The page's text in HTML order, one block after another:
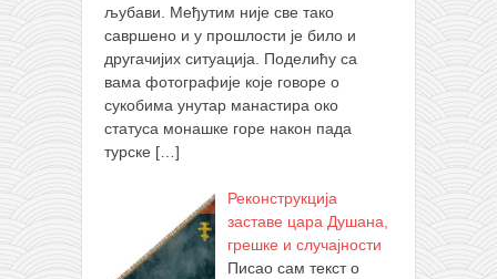
љубави. Међутим није све тако
савршено и у прошлости је било и
другачијих ситуација. Поделићу са
вама фотографије које говоре о
сукобима унутар манастира око
статуса монашке горе након пада
турске […]
Реконструкција
заставе цара Душана,
грешке и случајности
Писао сам текст о